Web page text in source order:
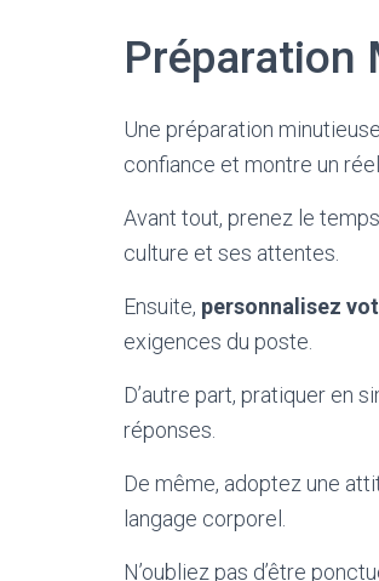
Préparation
Une préparation
confiance et montre un
Avant tout, prenez le
culture et ses attentes.
Ensuite, personnalisez
exigences du poste.
D’autre part, pratiquer en
réponses.
De même, adoptez une
langage corporel.
N’oubliez pas d’être